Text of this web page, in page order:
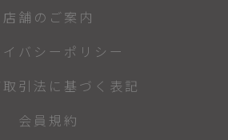
店舗のご案内
イバシーポリシー
引法に基づく表記
会員規約